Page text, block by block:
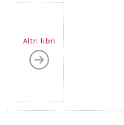
Altri libri